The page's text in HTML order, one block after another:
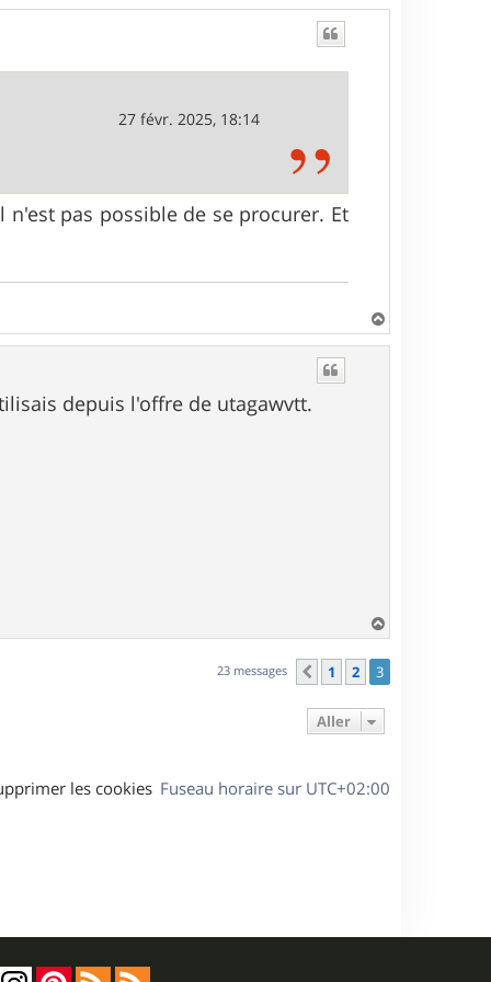
27 févr. 2025, 18:14
pas possible de se procurer. Et
a
depuis l'offre de utagawvtt.
a
u
23 messages Précédent
1 2 3
Aller
Fuseau horaire sur UTC+02:00
les cookies